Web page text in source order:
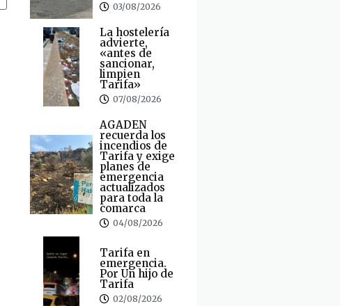
03/08/2026
La hostelería
advierte,
«antes de
sancionar,
limpien
Tarifa»
07/08/2026
AGADEN
recuerda los
incendios de
Tarifa y exige
planes de
emergencia
actualizados
para toda la
comarca
04/08/2026
Tarifa en
emergencia.
Por Un hijo de
Tarifa
02/08/2026